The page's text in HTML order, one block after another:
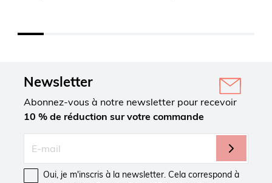
Newsletter
Abonnez-vous à notre newsletter pour recevoir
10 % de réduction sur votre commande
Oui, je m'inscris à la newsletter. Cela correspond à